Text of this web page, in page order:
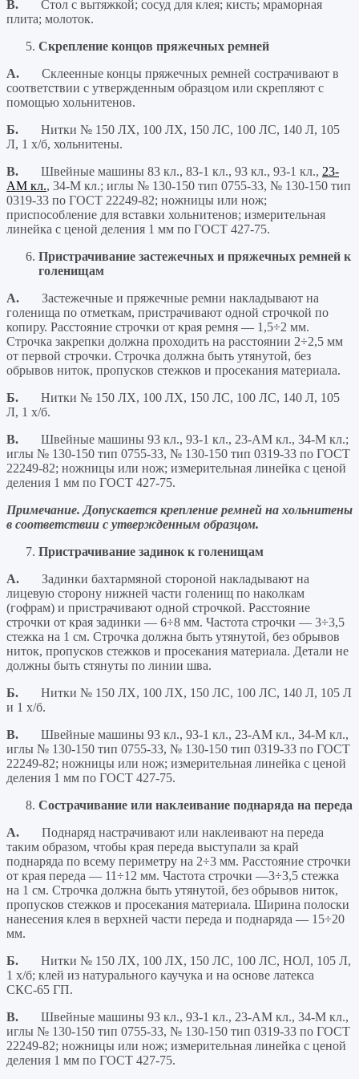
В. Стол с вытяжкой; сосуд для клея; кисть; мраморная
плита; молоток.
Скрепление концов пряжечных ремней
А. Склеенные концы пряжечных ремней сострачивают в
соответствии с утвержденным образцом или скрепляют с
помощью хольнитенов.
Б. Нитки № 150 ЛХ, 100 ЛХ, 150 ЛС, 100 ЛС, 140 Л, 105
Л, 1 х/б, хольнитены.
В. Швейные машины 83 кл., 83-1 кл., 93 кл., 93-1 кл., 23-
АМ кл., 34-М кл.; иглы № 130-150 тип 0755-33, № 130-150 тип
0319-33 по ГОСТ 22249-82; ножницы или нож;
приспособление для вставки хольнитенов; измерительная
линейка с ценой деления 1 мм по ГОСТ 427-75.
Пристрачивание застежечных и пряжечных ремней к
голенищам
А. Застежечные и пряжечные ремни накладывают на
голенища по отметкам, пристрачивают одной строчкой по
копиру. Расстояние строчки от края ремня — 1,5÷2 мм.
Строчка закрепки должна проходить на расстоянии 2÷2,5 мм
от первой строчки. Строчка должна быть утянутой, без
обрывов ниток, пропусков стежков и просекания материала.
Б. Нитки № 150 ЛХ, 100 ЛХ, 150 ЛС, 100 ЛС, 140 Л, 105
Л, 1 х/б.
В. Швейные машины 93 кл., 93-1 кл., 23-АМ кл., 34-М кл.;
иглы № 130-150 тип 0755-33, № 130-150 тип 0319-33 по ГОСТ
22249-82; ножницы или нож; измерительная линейка с ценой
деления 1 мм по ГОСТ 427-75.
Примечание. Допускается крепление ремней на хольнитены
в соответствии с утвержденным образцом.
Пристрачивание задинок к голенищам
А. Задинки бахтармяной стороной накладывают на
лицевую сторону нижней части голенищ по наколкам
(гофрам) и пристрачивают одной строчкой. Расстояние
строчки от края задинки — 6÷8 мм. Частота строчки — 3÷3,5
стежка на 1 см. Строчка должна быть утянутой, без обрывов
ниток, пропусков стежков и просекания материала. Детали не
должны быть стянуты по линии шва.
Б. Нитки № 150 ЛХ, 100 ЛХ, 150 ЛС, 100 ЛС, 140 Л, 105 Л
и 1 х/б.
В. Швейные машины 93 кл., 93-1 кл., 23-АМ кл., 34-М кл.,
иглы № 130-150 тип 0755-33, № 130-150 тип 0319-33 по ГОСТ
22249-82; ножницы или нож; измерительная линейка с ценой
деления 1 мм по ГОСТ 427-75.
Сострачивание или наклеивание поднаряда на переда
А. Поднаряд настрачивают или наклеивают на переда
таким образом, чтобы края переда выступали за край
поднаряда по всему периметру на 2÷3 мм. Расстояние строчки
от края переда — 11÷12 мм. Частота строчки —3÷3,5 стежка
на 1 см. Строчка должна быть утянутой, без обрывов ниток,
пропусков стежков и просекания материала. Ширина полоски
нанесения клея в верхней части переда и поднаряда — 15÷20
мм.
Б. Нитки № 150 ЛХ, 100 ЛХ, 150 ЛС, 100 ЛС, НОЛ, 105 Л,
1 х/б; клей из натурального каучука и на основе латекса
СКС-65 ГП.
В. Швейные машины 93 кл., 93-1 кл., 23-АМ кл., 34-М кл.,
иглы № 130-150 тип 0755-33, № 130-150 тип 0319-33 по ГОСТ
22249-82; ножницы или нож; измерительная линейка с ценой
деления 1 мм по ГОСТ 427-75.